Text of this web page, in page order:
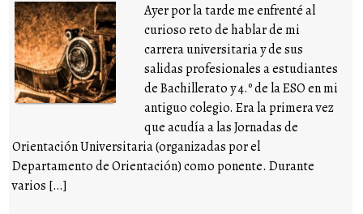
Ayer por la tarde me enfrenté al
curioso reto de hablar de mi
carrera universitaria y de sus
salidas profesionales a estudiantes
de Bachillerato y 4.º de la ESO en mi
antiguo colegio. Era la primera vez
que acudía a las Jornadas de
Orientación Universitaria (organizadas por el
Departamento de Orientación) como ponente. Durante
varios […]